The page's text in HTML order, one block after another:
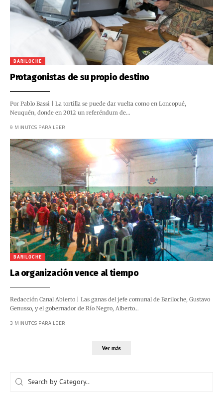
BARILOCHE
Protagonistas de su propio destino
Por Pablo Bassi | La tortilla se puede dar vuelta como en Loncopué,
Neuquén, donde en 2012 un referéndum de…
9 MINUTOS PARA LEER
BARILOCHE
La organización vence al tiempo
Redacción Canal Abierto | Las ganas del jefe comunal de Bariloche, Gustavo
Genusso, y el gobernador de Río Negro, Alberto…
3 MINUTOS PARA LEER
Ver más